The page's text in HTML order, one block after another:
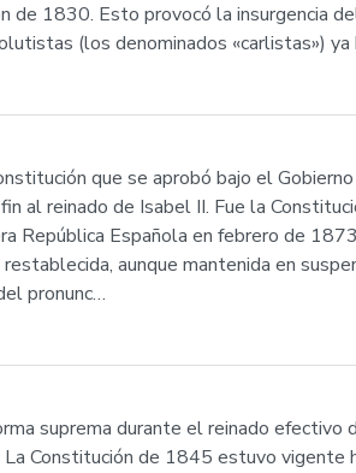
de 1830. Esto provocó la insurgencia
(los denominados «carlistas»)
que se aprobó bajo el
al reinado de Isabel II. Fue la
República Española en febrero de
aunque mantenida en
pronunc…
suprema durante el reinado
La Constitución de 1845 estuvo